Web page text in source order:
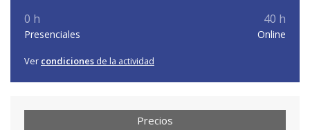
0 h
Presenciales
40 h
Online
Ver condiciones de la actividad
Precios